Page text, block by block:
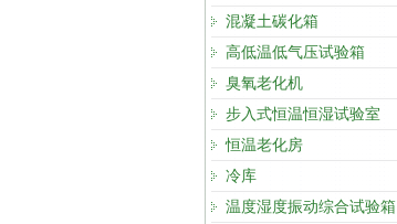
混凝土碳化箱
高低温低气压试验箱
臭氧老化机
步入式恒温恒湿试验室
恒温老化房
冷库
温度湿度振动综合试验箱